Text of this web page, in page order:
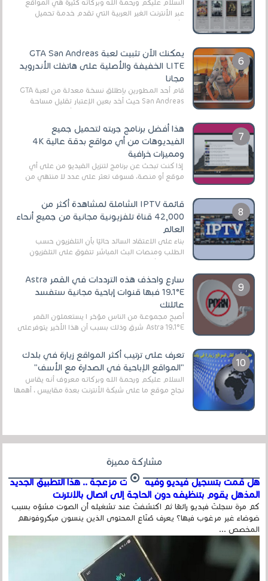
السلام عليكم ورحمة الله وبركاته كثيرة هي المواقع
عبر الأنترنت الغير العربية التي تقدم خدمة تحميل
الأفلام على التورنت ، ومعظم هذه المواقع ل...
يمكنك الآن تثبيت لعبة GTA San Andreas
LITE الخفيفة والأصلية على هاتفك الأندرويد
مجانا
قام أحد المطورين بإطلاق نسخة معدلة من لعبة GTA
San Andreas حيث أخد بعين الإعتبار تقليل مساحة
هذا أفضل برنامج جربته لتحميل جميع
الفيديوهات من أي مواقع بدقة عالية 4K
ومميزات خرافية
إذا كنت تبحث عن برنامج لتنزيل الفيديو من على أي
موقع أو منصة، فسوف تعثر على عدد لا منتهي من
قائمة IPTV الشاملة لمشاهدة أكثر من
42,000 قناة تلفزيونية مجانية من جميع أنحاء
العالم
بناءً على الاعتقاد السائد حاليًا بأن التلفزيون حسب
الطلب ومنصات البث المباشر تتفوق على التلفزيون
سارع واحذف هذه الترددات في القمر Astra
19.1°E فبها قنوات إباحية مجانية ستفسد
عائلتك
أصبح مجموعة من الناس مؤخر ا يستعملون القمر
Astra 19.1°E شرق وذلك بسبب أن هذا الأخير يتوفرعلى
تعرف على ترتيب أكثر المواقع زيارة في بلدك
"المواقع الإباحية في الصدارة مع الأسف"
السلام عليكم ورحمة الله وبركاته معروف أنه يقاس
نجاح موقع ما على شبكة الأنترنت بعدة مقاييس ، أهمها
مشاركة مميزة
هل قمت بتسجيل فيديو وفيه أصوت مزعجة .. هذا التطبيق الجديد
المذهل يقوم بتنظيفه دون الحاجة إلى اتصال بالإنترنت
كم مرة سجلتَ فيديو رائعًا ثم اكتشفتَ عند تشغيله أن الصوت مشوّه بسبب
ضوضاء غير مرغوب فيها؟ يعرف صُنّاع المحتوى الذين ينسون ميكروفونهم
المخصص ...